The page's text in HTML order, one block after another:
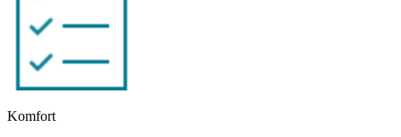
Komfort